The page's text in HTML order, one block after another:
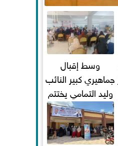
وسط إقبال
جماهيري كبير النائب
وليد التمامي يختتم
أضخم قافلة طبية
مجانية...